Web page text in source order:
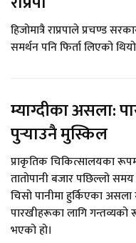
हिजोमात्रै राप्रपाले प्रचण्ड
समर्थन पनि फिर्ता लिएको
म्याग्दीका असला:
पुर्‍याउनै मुस्किल
प्राकृतिक चिकित्सालयका
तातोपानी बजार पछिल्लो समय
चिसो पानीमा हुर्किएका असला
पारखीहरूका लागि गन्तव्यको
भएको हो।